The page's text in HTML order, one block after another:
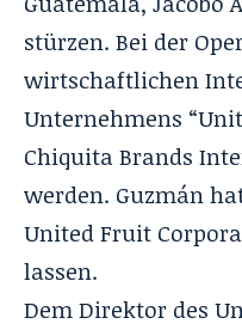
stürzen. Bei der
wirtschaftlichen
Unternehmens
Chiquita Brands
werden. Guzmán
United Fruit
lassen.
Dem Direktor des